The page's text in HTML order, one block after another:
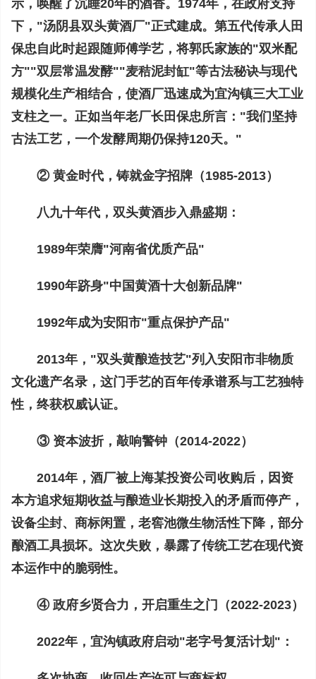
示，唤醒了沉睡20年的酒香。1974年，在政府支持
下，"汤阴县双头黄酒厂"正式建成。第五代传承人田
保忠自此时起跟随师傅学艺，将郭氏家族的"双米配
方""双层常温发酵""麦秸泥封缸"等古法秘诀与现代
规模化生产相结合，使酒厂迅速成为宜沟镇三大工业
支柱之一。正如当年老厂长田保忠所言："我们坚持
古法工艺，一个发酵周期仍保持120天。"
② 黄金时代，铸就金字招牌（1985-2013）
八九十年代，双头黄酒步入鼎盛期：
1989年荣膺"河南省优质产品"
1990年跻身"中国黄酒十大创新品牌"
1992年成为安阳市"重点保护产品"
2013年，"双头黄酿造技艺"列入安阳市非物质
文化遗产名录，这门手艺的百年传承谱系与工艺独特
性，终获权威认证。
③ 资本波折，敲响警钟（2014-2022）
2014年，酒厂被上海某投资公司收购后，因资
本方追求短期收益与酿造业长期投入的矛盾而停产，
设备尘封、商标闲置，老窖池微生物活性下降，部分
酿酒工具损坏。这次失败，暴露了传统工艺在现代资
本运作中的脆弱性。
④ 政府乡贤合力，开启重生之门（2022-2023）
2022年，宜沟镇政府启动"老字号复活计划"：